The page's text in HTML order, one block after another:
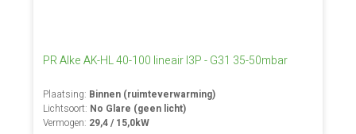
PR Alke AK-HL 40-100 lineair I3P - G31 35-50mbar
Plaatsing: Binnen (ruimteverwarming)
Lichtsoort: No Glare (geen licht)
Vermogen: 29,4 / 15,0kW